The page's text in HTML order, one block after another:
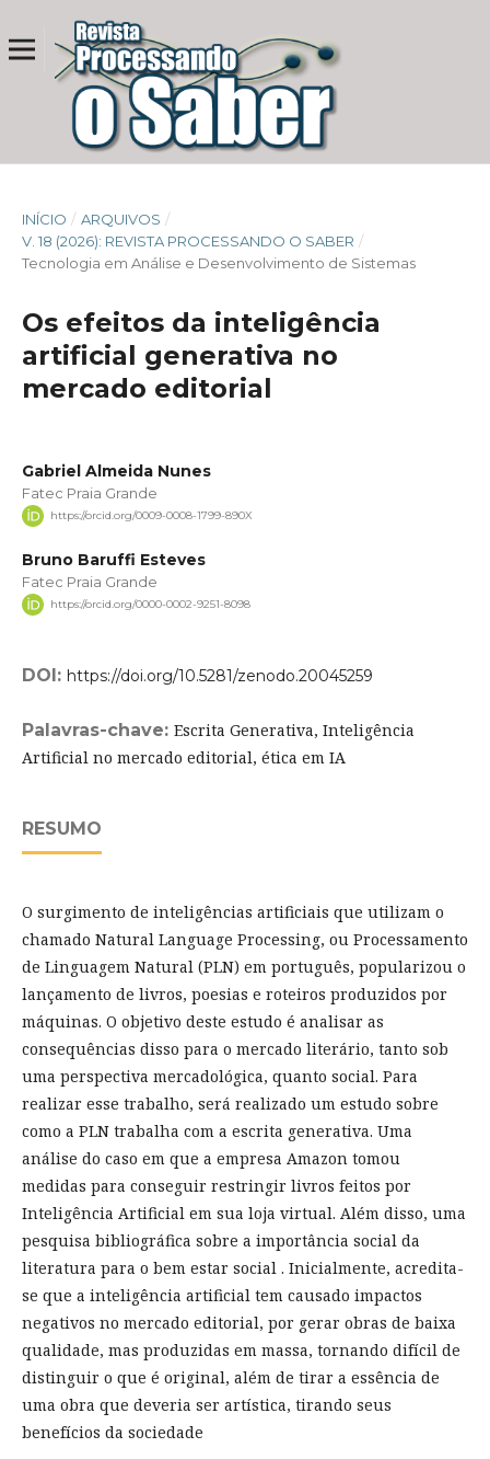
INÍCIO / ARQUIVOS /
V. 18 (2026): REVISTA PROCESSANDO O SABER /
Tecnologia em Análise e Desenvolvimento de Sistemas
Os efeitos da inteligência
artificial generativa no
mercado editorial
Gabriel Almeida Nunes
Fatec Praia Grande
https://orcid.org/0009-0008-1799-890X
Bruno Baruffi Esteves
Fatec Praia Grande
https://orcid.org/0000-0002-9251-8098
DOI: https://doi.org/10.5281/zenodo.20045259
Palavras-chave: Escrita Generativa, Inteligência
Artificial no mercado editorial, ética em IA
RESUMO
O surgimento de inteligências artificiais que utilizam o
chamado Natural Language Processing, ou Processamento
de Linguagem Natural (PLN) em português, popularizou o
lançamento de livros, poesias e roteiros produzidos por
máquinas. O objetivo deste estudo é analisar as
consequências disso para o mercado literário, tanto sob
uma perspectiva mercadológica, quanto social. Para
realizar esse trabalho, será realizado um estudo sobre
como a PLN trabalha com a escrita generativa. Uma
análise do caso em que a empresa Amazon tomou
medidas para conseguir restringir livros feitos por
Inteligência Artificial em sua loja virtual. Além disso, uma
pesquisa bibliográfica sobre a importância social da
literatura para o bem estar social . Inicialmente, acredita-
se que a inteligência artificial tem causado impactos
negativos no mercado editorial, por gerar obras de baixa
qualidade, mas produzidas em massa, tornando difícil de
distinguir o que é original, além de tirar a essência de
uma obra que deveria ser artística, tirando seus
benefícios da sociedade